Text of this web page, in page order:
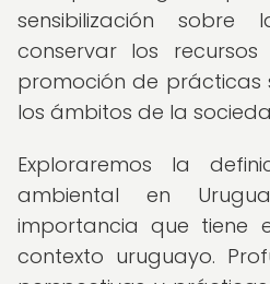
sensibilización
conservar los
promoción de prácticas
los ámbitos de la
Exploraremos la
ambiental en
importancia que tiene
contexto uruguayo.